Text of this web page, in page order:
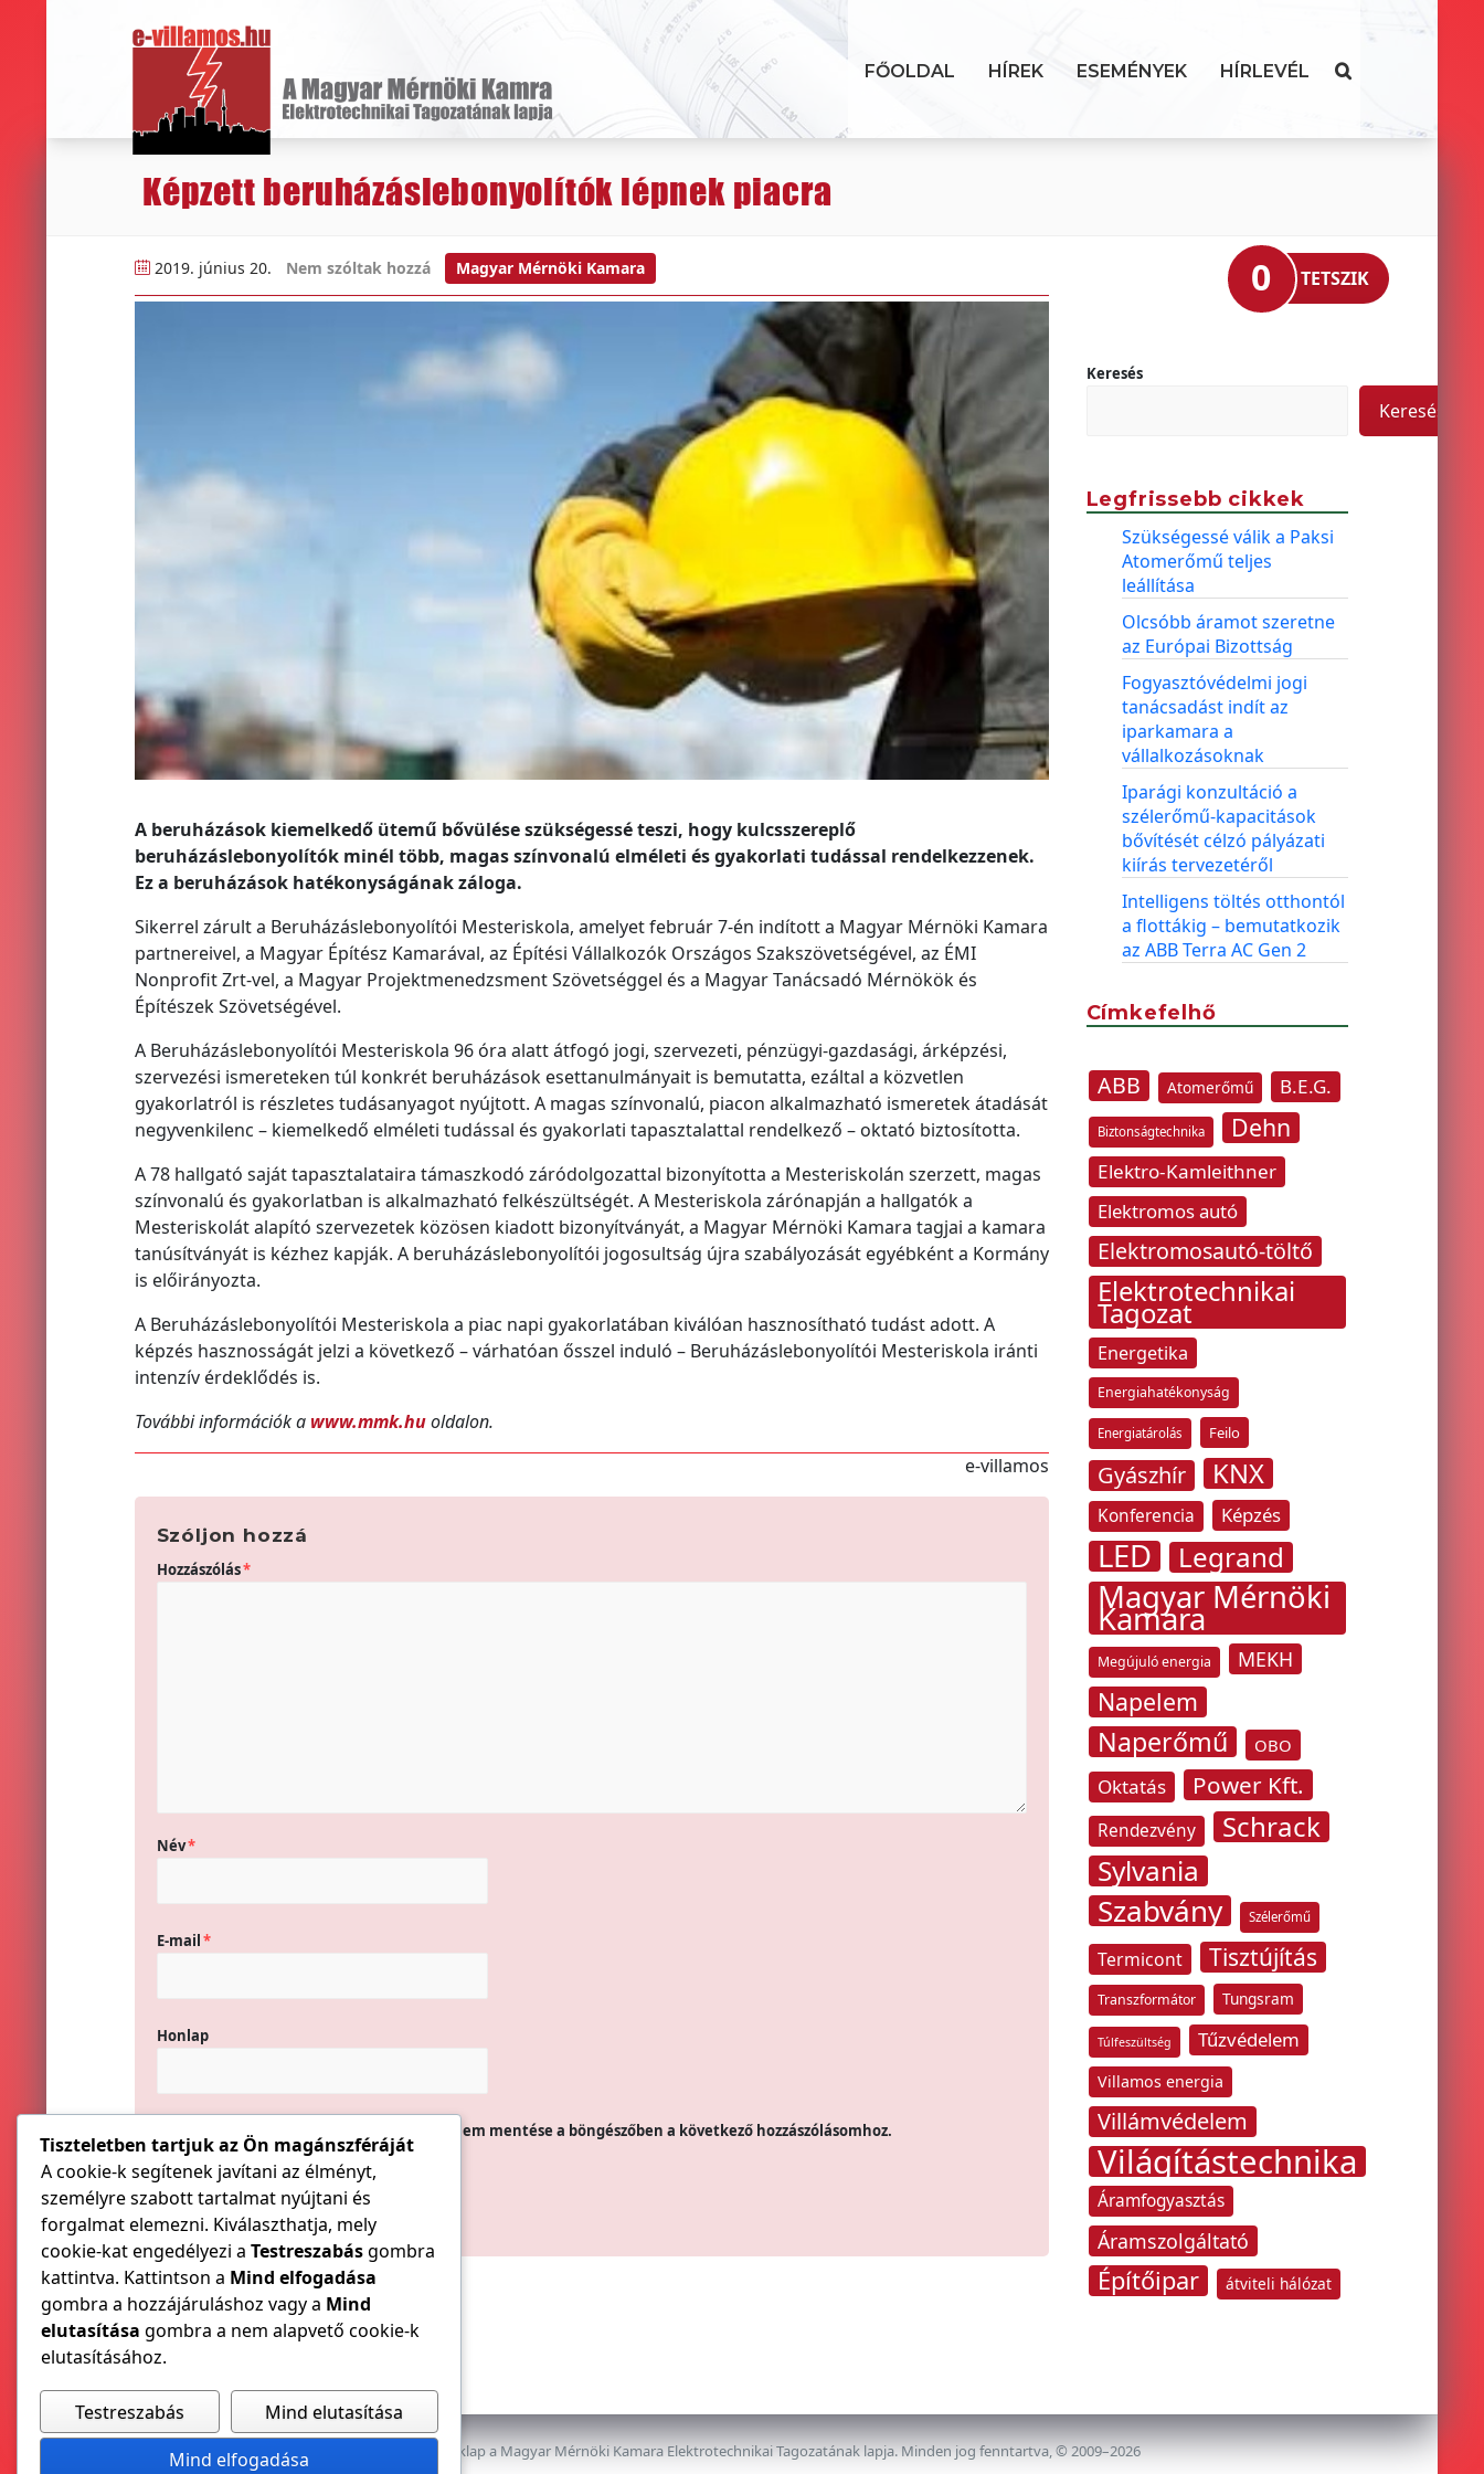
FŐOLDAL HÍREK ESEMÉNYEK HÍRLEVÉL
Képzett beruházáslebonyolítók lépnek piacra
2019. június 20. Nem szóltak hozzá Magyar Mérnöki Kamara
A beruházások kiemelkedő ütemű bővülése szükségessé teszi, hogy kulcsszereplő
beruházáslebonyolítók minél több, magas színvonalú elméleti és gyakorlati tudással rendelkezzenek.
Ez a beruházások hatékonyságának záloga.
Sikerrel zárult a Beruházáslebonyolítói Mesteriskola, amelyet február 7-én indított a Magyar Mérnöki Kamara
partnereivel, a Magyar Építész Kamarával, az Építési Vállalkozók Országos Szakszövetségével, az ÉMI
Nonprofit Zrt-vel, a Magyar Projektmenedzsment Szövetséggel és a Magyar Tanácsadó Mérnökök és
Építészek Szövetségével.
A Beruházáslebonyolítói Mesteriskola 96 óra alatt átfogó jogi, szervezeti, pénzügyi-gazdasági, árképzési,
szervezési ismereteken túl konkrét beruházások esettanulmányait is bemutatta, ezáltal a közvetlen
gyakorlatról is részletes tudásanyagot nyújtott. A magas színvonalú, piacon alkalmazható ismeretek átadását
negyvenkilenc – kiemelkedő elméleti tudással és gyakorlati tapasztalattal rendelkező – oktató biztosította.
A 78 hallgató saját tapasztalataira támaszkodó záródolgozattal bizonyította a Mesteriskolán szerzett, magas
színvonalú és gyakorlatban is alkalmazható felkészültségét. A Mesteriskola zárónapján a hallgatók a
Mesteriskolát alapító szervezetek közösen kiadott bizonyítványát, a Magyar Mérnöki Kamara tagjai a kamara
tanúsítványát is kézhez kapják. A beruházáslebonyolítói jogosultság újra szabályozását egyébként a Kormány
is előirányozta.
A Beruházáslebonyolítói Mesteriskola a piac napi gyakorlatában kiválóan hasznosítható tudást adott. A
képzés hasznosságát jelzi a következő – várhatóan ősszel induló – Beruházáslebonyolítói Mesteriskola iránti
intenzív érdeklődés is.
További információk a www.mmk.huoldalon.
e-villamos
Szóljon hozzá
Hozzászólás*
Név*
E-mail*
Honlap
A nevem, e-mail címem, és weboldalcímem mentése a böngészőben a következő hozzászólásomhoz.
0 TETSZIK
Keresés
Keresés
Legfrissebb cikkek
Szükségessé válik a Paksi
Atomerőmű teljes
leállítása
Olcsóbb áramot szeretne
az Európai Bizottság
Fogyasztóvédelmi jogi
tanácsadást indít az
iparkamara a
vállalkozásoknak
Iparági konzultáció a
szélerőmű-kapacitások
bővítését célzó pályázati
kiírás tervezetéről
Intelligens töltés otthontól
a flottákig – bemutatkozik
az ABB Terra AC Gen 2
Címkefelhő
ABB Atomerőmű B.E.G.
Biztonságtechnika Dehn
Elektro-Kamleithner
Elektromos autó
Elektromosautó-töltő
Elektrotechnikai
Tagozat
Energetika
Energiahatékonyság
Energiatárolás Feilo
Gyászhír KNX
Konferencia Képzés
LED Legrand
Magyar Mérnöki
Kamara
Megújuló energia MEKH
Napelem
Naperőmű OBO
Oktatás Power Kft.
Rendezvény
Schrack
Sylvania
Szabvány Szélerőmű
Termicont Tisztújítás
Transzformátor Tungsram
Túlfeszültség Tűzvédelem
Villamos energia
Villámvédelem
Világítástechnika
Áramfogyasztás
Áramszolgáltató
Építőipar átviteli hálózat
Az E-VILLAMOS szaklap a Magyar Mérnöki Kamara Elektrotechnikai Tagozatának lapja. Minden jog fenntartva, © 2009–2026
Tiszteletben tartjuk az Ön magánszféráját
A cookie-k segítenek javítani az élményt,
személyre szabott tartalmat nyújtani és
forgalmat elemezni. Kiválaszthatja, mely
cookie-kat engedélyezi a Testreszabásgombra
kattintva. Kattintson a Mind elfogadása
gombra a hozzájáruláshoz vagy a Mind
elutasítása gombra a nem alapvető cookie-k
elutasításához.
Testreszabás
Mind elutasítása
Mind elfogadása